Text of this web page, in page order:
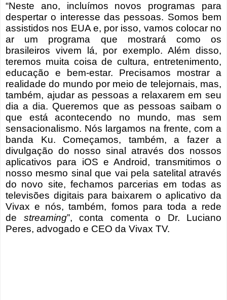
“Neste ano, incluímos novos programas para
despertar o interesse das pessoas. Somos bem
assistidos nos EUA e, por isso, vamos colocar no
ar um programa que mostrará como os
brasileiros vivem lá, por exemplo. Além disso,
teremos muita coisa de cultura, entretenimento,
educação e bem-estar. Precisamos mostrar a
realidade do mundo por meio de telejornais, mas,
também, ajudar as pessoas a relaxarem em seu
dia a dia. Queremos que as pessoas saibam o
que está acontecendo no mundo, mas sem
sensacionalismo. Nós largamos na frente, com a
banda Ku. Começamos, também, a fazer a
divulgação do nosso sinal através dos nossos
aplicativos para iOS e Android, transmitimos o
nosso mesmo sinal que vai pela satelital através
do novo site, fechamos parcerias em todas as
televisões digitais para baixarem o aplicativo da
Vivax e nós, também, fomos para toda a rede
de streaming”, conta comenta o Dr. Luciano
Peres, advogado e CEO da Vivax TV.